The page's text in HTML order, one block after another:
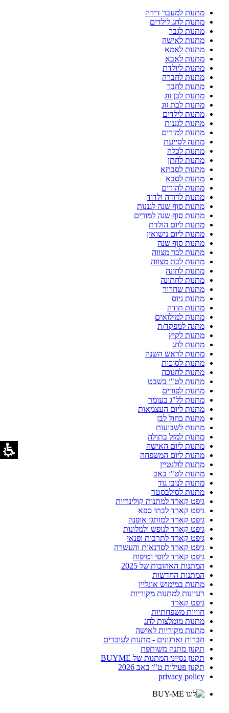
מתנות למעבר דירה
מתנות לחג לילדים
מתנות לגבר
מתנות לאישה
מתנות לאמא
מתנות לאבא
מתנות ליולדת
מתנות לחברה
מתנות לחבר
מתנות לבן זוג
מתנות לבת זוג
מתנות לילדים
מתנות לגננות
מתנות למורים
מתנה לסייעת
מתנות לכלה
מתנות לחתן
מתנות לסבתא
מתנות לסבא
מתנות להורים
מתנות לדודה ולדוד
מתנות סוף שנה לגננות
מתנות סוף שנה למורים
מתנות ליום הולדת
מתנות ליום נישואין
מתנות סוף שנה
מתנות לבר מצווה
מתנות לבת מצווה
מתנות לחינה
מתנות לחתונה
מתנות שחרור
מתנות גיוס
מתנות תודה
מתנות למילואים
מתנה למפקד/ת
מתנות לקיץ
מתנות לחג
מתנות לראש השנה
מתנות לסוכות
מתנות לחנוכה
מתנות לט"ו בשבט
מתנות לפורים
מתנות לל"ג בעומר
מתנות ליום העצמאות
מתנות כחול לבן
מתנות לשבועות
מתנות למזל בתולה
מתנות ליום האישה
מתנות ליום המשפחה
מתנות לולנטיין
מתנות לט"ו באב
מתנות לנובי גוד
מתנות לסילבסטר
גיפט קארד למתנות קולינריות
גיפט קארד לבתי ספא
גיפט קארד למותגי אופנה
גיפט קארד לנופש ולמלונות
גיפט קארד לתרבות ופנאי
גיפט קארד לסדנאות והעשרה
גיפט קארד ליופי וטיפוח
המתנות האהובות של 2025
המתנות החדשות
מתנות במימוש אונליין
רעיונות למתנות מקוריות
גיפט קארד
חוויות משפחתיות
מתנות מומלצות לחג
מתנות מקוריות לאישה
חברות וארגונים - מתנות לעובדים
תקנון מתנה משותפת
תקנון נסייני המתנות של BUYME
תקנון פעילות ט"ו באב 2026
privacy policy